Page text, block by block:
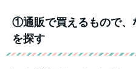
①通販で買えるもので、
を探す